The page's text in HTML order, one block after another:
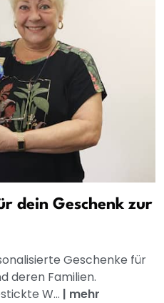
dein Geschenk zur
Geschenke für
deren Familien.
W... | mehr